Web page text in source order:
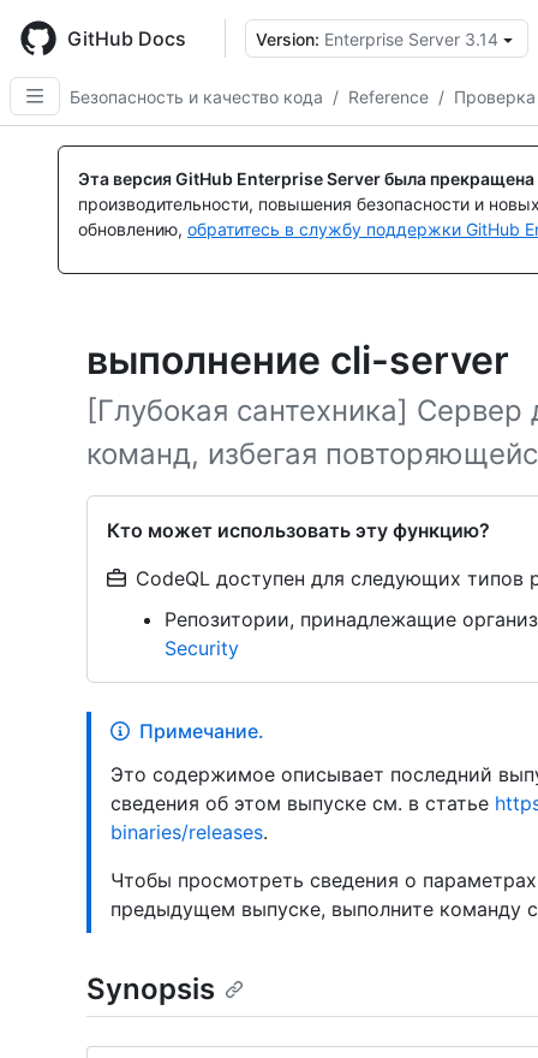
main
content
GitHub Docs Version: Enterprise Server 3.14
Безопасность и качество кода / Reference /
Эта версия GitHub Enterprise Server была прекращена
производительности, повышения безопасности и
обновлению, обратитесь в службу поддержки GitHub
выполнение cli-server
[Глубокая сантехника]
команд, избегая
Кто может использовать эту функцию?
CodeQL доступен для следующих типов
Репозитории, принадлежащие
Security
Примечание.
Это содержимое описывает последний
сведения об этом выпуске см. в статье
binaries/releases.
Чтобы просмотреть сведения о
предыдущем выпуске, выполните команду
Synopsis